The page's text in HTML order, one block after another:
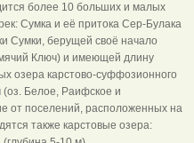
более 10 больших и малых
Сумка и её притока Сер-Булака
Сумки, берущей своё начало
Ключ) и имеющей длину
озера карстово-суффозионного
(оз. Белое, Раифское и
от поселений, расположенных на
также карстовые озера: